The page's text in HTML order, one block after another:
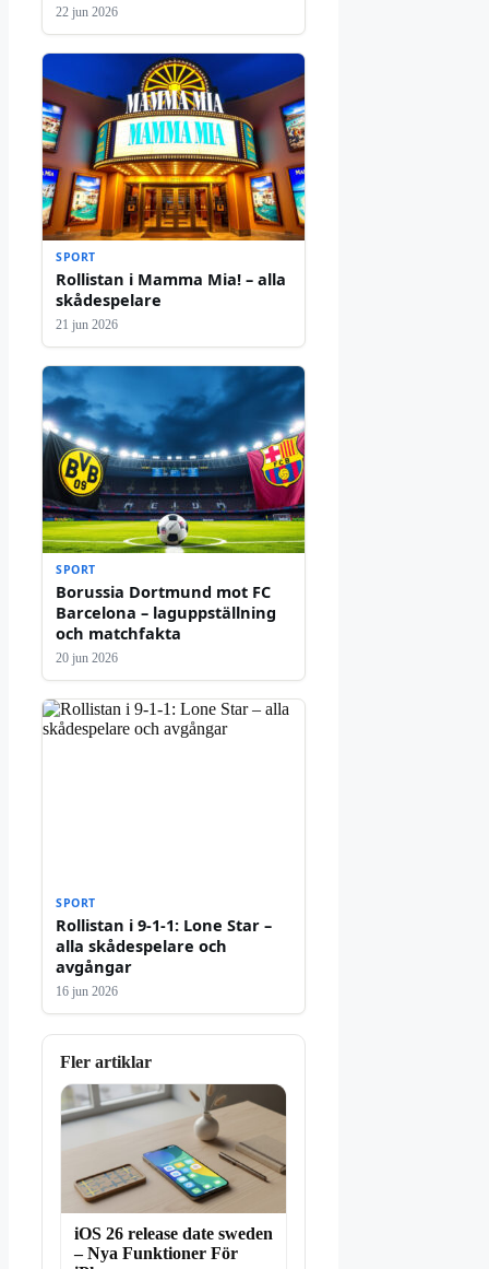
22 jun 2026
SPORT
Rollistan i Mamma Mia! – alla
skådespelare
21 jun 2026
SPORT
Borussia Dortmund mot FC
Barcelona – laguppställning
och matchfakta
20 jun 2026
SPORT
Rollistan i 9-1-1: Lone Star –
alla skådespelare och
avgångar
16 jun 2026
Fler artiklar
iOS 26 release date sweden
– Nya Funktioner För